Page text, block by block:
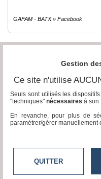
GAFAM - BATX » Facebook
tvlocale.fr
Contactez-nous
Gestion
Ce site n'utilise
Seuls sont utilisés les
"techniques" nécessaires à son
En revanche, pour plus de
paramétrer/gérer manuellement
QUITTER